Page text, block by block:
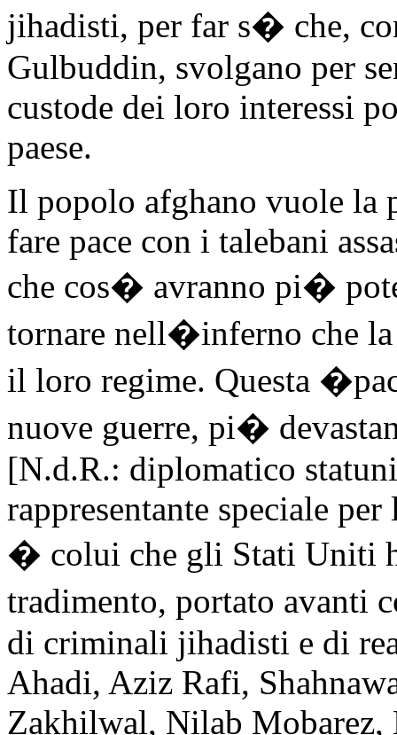
jihadisti, per far s� che,
Gulbuddin, svolgano per
custode dei loro interessi
paese.
Il popolo afghano vuole la
fare pace con i talebani
che cos� avranno pi�
tornare nell�inferno che la
il loro regime. Questa
nuove guerre, pi�
[N.d.R.: diplomatico
rappresentante speciale
� colui che gli Stati Uniti
tradimento, portato avanti
di criminali jihadisti e di
Ahadi, Aziz Rafi,
Zakhilwal, Nilab Mobarez,